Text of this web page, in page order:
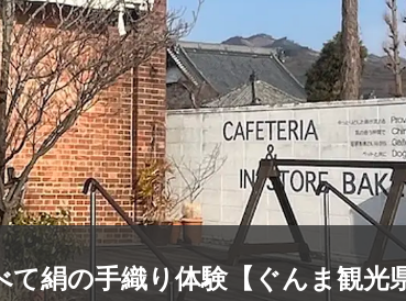
絹の手織り体験【ぐんま観光